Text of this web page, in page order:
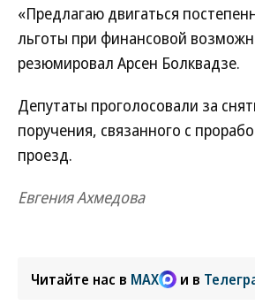
«Предлагаю двигаться
льготы при финансовой
резюмировал Арсен Болквадзе.
Депутаты проголосовали за
поручения, связанного с
проезд.
Евгения Ахмедова
Читайте нас в MAX и в